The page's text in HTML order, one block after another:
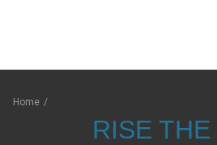
Home /
RISE